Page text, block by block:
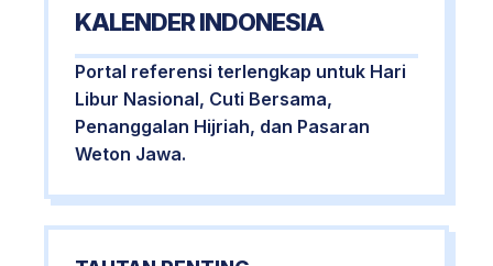
KALENDER INDONESIA
Portal referensi terlengkap untuk Hari
Libur Nasional, Cuti Bersama,
Penanggalan Hijriah, dan Pasaran
Weton Jawa.